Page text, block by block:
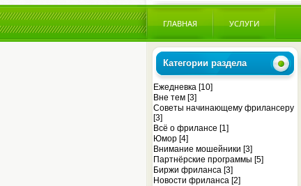
ГЛАВНАЯ УСЛУГИ
Категории раздела
Ежедневка [10]
Вне тем [3]
Советы начинающему фрилансеру
[3]
Всё о фрилансе [1]
Юмор [4]
Внимание мошейники [3]
Партнёрские программы [5]
Биржи фриланса [3]
Новости фриланса [2]